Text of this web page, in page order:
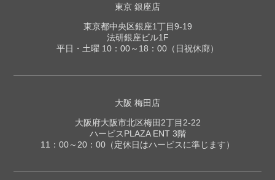
東京 銀座店
東京都中央区銀座1丁目9-19
法研銀座ビル1F
平日・土曜 10：00～18：00（日祝休廊）
大阪 梅田店
大阪府大阪市北区梅田2丁目2-22
ハービスPLAZA ENT 3階
11：00～20：00（定休日はハービスに準じます）